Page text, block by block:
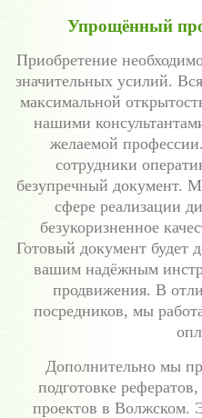
Упрощённый
Приобретение
значительных усилий.
максимальной
нашими
желаемой
сотрудники
безупречный документ.
сфере реализации
безукоризненное
Готовый документ будет
вашим надёжным
продвижения. В
посредников, мы
Дополнительно мы
подготовке
проектов в Волжском.